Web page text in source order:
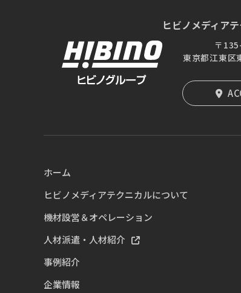
ヒビノメディア
〒
東京都江東区
ホーム
ヒビノメディアテクニカルについて
機材設営＆オペレーション
人材派遣・人材紹介
事例紹介
企業情報